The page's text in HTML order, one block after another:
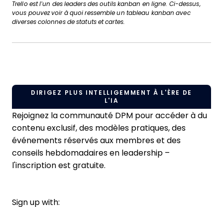
Trello est l’un des leaders des outils kanban en ligne. Ci-dessus,
vous pouvez voir à quoi ressemble un tableau kanban avec
diverses colonnes de statuts et cartes.
DIRIGEZ PLUS INTELLIGEMMENT À L'ÈRE DE
L'IA
Rejoignez la communauté DPM pour accéder à du
contenu exclusif, des modèles pratiques, des
événements réservés aux membres et des
conseils hebdomadaires en leadership –
l'inscription est gratuite.
Sign up with: